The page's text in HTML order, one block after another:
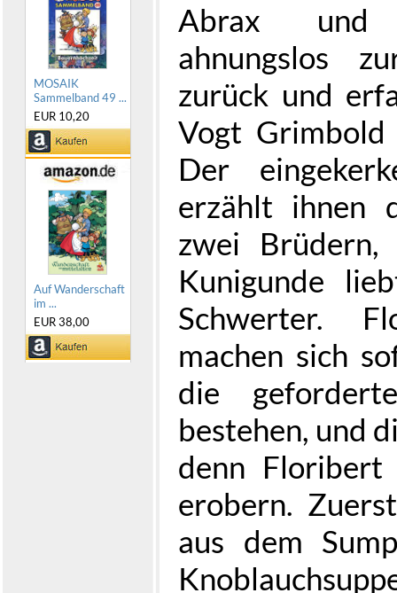
MOSAIK
Sammelband 49 ...
EUR 10,20
Auf Wanderschaft
im ...
EUR 38,00
Abrax und
ahnungslos
zurück und
Vogt Grimbold
Der
erzählt ihnen
zwei
Kunigunde
Schwerter.
machen sich
die
bestehen, und
denn
erobern.
aus dem